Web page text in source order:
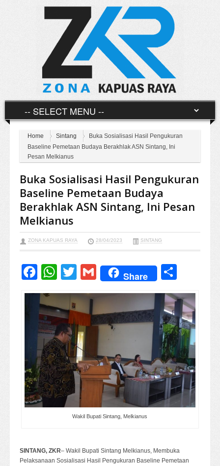
Home Sintang
Buka Sosialisasi Hasil Pengukuran
Baseline Pemetaan Budaya Berakhlak ASN Sintang, Ini
Pesan Melkianus
Buka Sosialisasi Hasil Pengukuran
Baseline Pemetaan Budaya
Berakhlak ASN Sintang, Ini Pesan
Melkianus
ZONA KAPUAS RAYA 28/04/2023 SINTANG
Facebook
WhatsApp
TwitterGmail
Share
Wakil Bupati Sintang, Melkianus
SINTANG, ZKR– Wakil Bupati Sintang Melkianus, Membuka
Pelaksanaan Sosialisasi Hasil Pengukuran Baseline Pemetaan